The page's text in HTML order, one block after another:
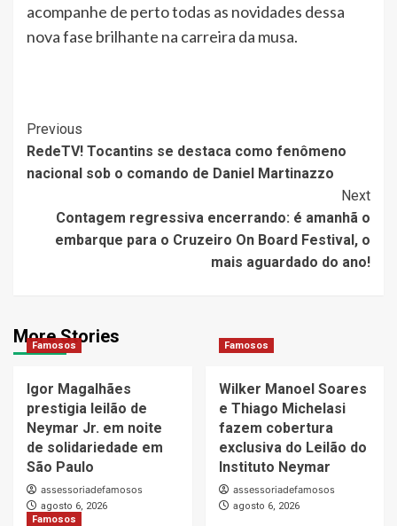
acompanhe de perto todas as novidades dessa
nova fase brilhante na carreira da musa.
Post
Navigation
Previous
RedeTV! Tocantins se destaca como fenômeno
nacional sob o comando de Daniel Martinazzo
Next
Contagem regressiva encerrando: é amanhã o
embarque para o Cruzeiro On Board Festival, o
mais aguardado do ano!
More Stories
Famosos
Igor Magalhães
prestigia leilão de
Neymar Jr. em noite
de solidariedade em
São Paulo
assessoriadefamosos
agosto 6, 2026
Famosos
Wilker Manoel Soares
e Thiago Michelasi
fazem cobertura
exclusiva do Leilão do
Instituto Neymar
assessoriadefamosos
agosto 6, 2026
Famosos